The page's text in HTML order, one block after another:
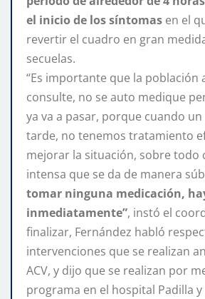
el inicio de los síntomas en el
revertir el cuadro en gran
secuelas.
“Es importante que la población
consulte, no se auto medique
ya va a pasar, porque cuando
tarde, no tenemos tratamiento
mejorar la situación, sobre todo
intensa que se da de manera
tomar ninguna medicación,
inmediatamente”, instó el
finalizar, Fernández habló
intervenciones que se realizan
ACV, y dijo que se realizan por
programa en el hospital Padilla